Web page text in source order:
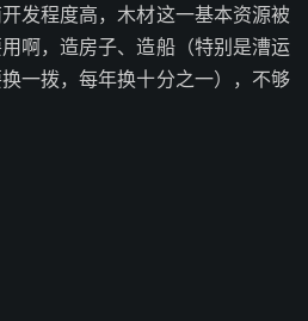
发程度高，木材这一基本资源被
啊，造房子、造船（特别是漕运
一拨，每年换十分之一），不够